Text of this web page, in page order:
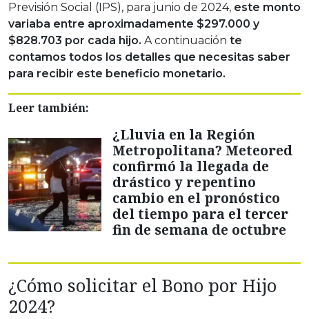
Previsión Social (IPS), para junio de 2024, este monto
variaba entre aproximadamente $297.000 y
$828.703 por cada hijo. A continuación te
contamos todos los detalles que necesitas saber
para recibir este beneficio monetario.
Leer también:
¿Lluvia en la Región
Metropolitana? Meteored
confirmó la llegada de
drástico y repentino
cambio en el pronóstico
del tiempo para el tercer
fin de semana de octubre
¿Cómo solicitar el Bono por Hijo
2024?